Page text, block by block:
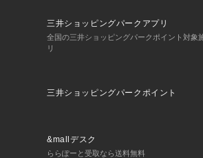
◆手になじむデザイン
電源 ：AC100-240V
三井ショッピングパークアプリ
全国の三井ショッピングパークポイント対象
リ
三井ショッピングパークポイント
&mallデスク
ららぽーと受取なら送料無料